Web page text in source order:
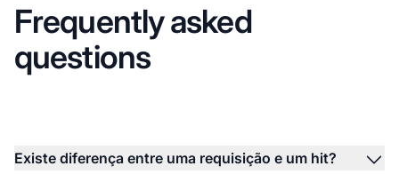
Frequently asked
questions
Existe diferença entre uma requisição e um hit?